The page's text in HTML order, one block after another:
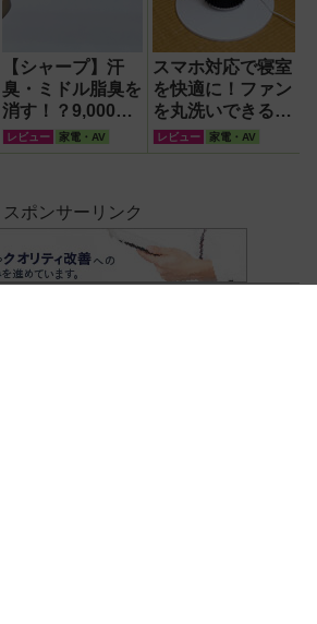
【シャープ】汗
臭・ミドル脂臭を
消す！？9,000円
超でも売れる高級
ハンディファン
レビュー 家電・AV
スマホ対応で寝室
を快適に！ファン
を丸洗いできる
Levoitの42インチ
タワーファン
レビュー 家電・AV
スポンサーリンク